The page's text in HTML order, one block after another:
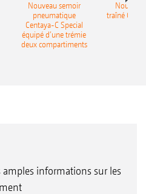
Nouveau semoir
pneumatique
Centaya-C Special
équipé d’une trémie
deux compartiments
traîné
amples informations sur les